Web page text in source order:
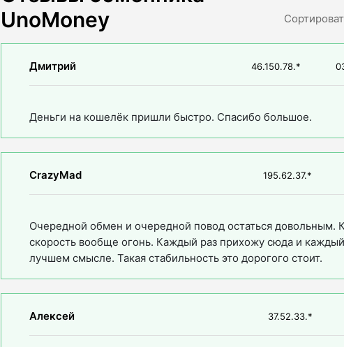
UnoMoney
Дмитрий 46.150.78.*
Деньги на кошелёк пришли быстро. Спасибо большое.
CrazyMad 195.62.37.*
Очередной обмен и очередной повод остаться довольным.
скорость вообще огонь. Каждый раз прихожу сюда и
лучшем смысле. Такая стабильность это дорогого стоит.
Алексей 37.52.33.*